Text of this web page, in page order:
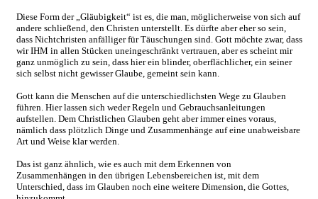
Diese Form der „Gläubigkeit“ ist es, die man, möglicherweise von sich auf
andere schließend, den Christen unterstellt. Es dürfte aber eher so sein,
dass Nichtchristen anfälliger für Täuschungen sind. Gott möchte zwar, dass
wir IHM in allen Stücken uneingeschränkt vertrauen, aber es scheint mir
ganz unmöglich zu sein, dass hier ein blinder, oberflächlicher, ein seiner
sich selbst nicht gewisser Glaube, gemeint sein kann.
Gott kann die Menschen auf die unterschiedlichsten Wege zu Glauben
führen. Hier lassen sich weder Regeln und Gebrauchsanleitungen
aufstellen. Dem Christlichen Glauben geht aber immer eines voraus,
nämlich dass plötzlich Dinge und Zusammenhänge auf eine unabweisbare
Art und Weise klar werden.
Das ist ganz ähnlich, wie es auch mit dem Erkennen von
Zusammenhängen in den übrigen Lebensbereichen ist, mit dem
Unterschied, dass im Glauben noch eine weitere Dimension, die Gottes,